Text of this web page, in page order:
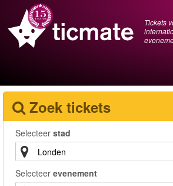
Tickets
Zoek tickets
Selecteer stad
Selecteer evenement